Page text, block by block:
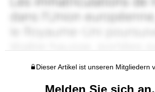
Dieser Artikel ist unseren Mitgliedern
Melden Sie sich